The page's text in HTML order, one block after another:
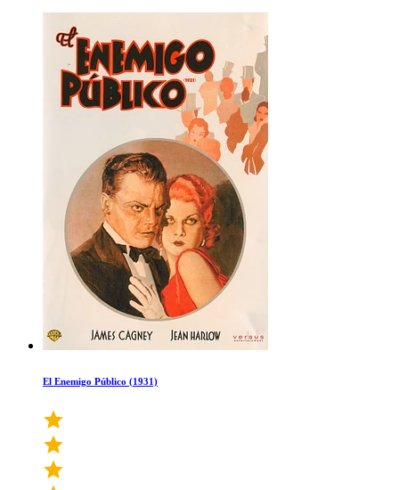
El Enemigo Público (1931)